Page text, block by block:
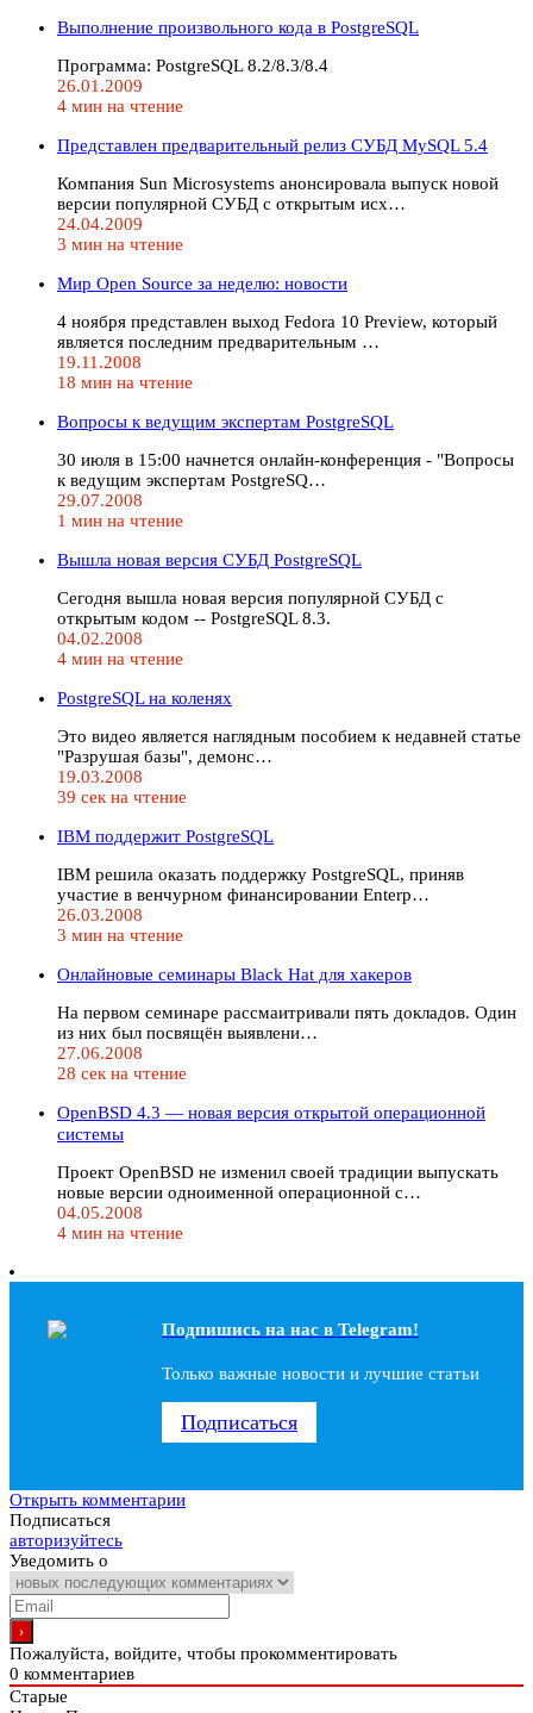
Выполнение произвольного кода в PostgreSQL
Программа: PostgreSQL 8.2/8.3/8.4
26.01.2009
4 мин на чтение
Представлен предварительный релиз СУБД MySQL 5.4
Компания Sun Microsystems анонсировала выпуск новой
версии популярной СУБД с открытым исх…
24.04.2009
3 мин на чтение
Мир Open Source за неделю: новости
4 ноября представлен выход Fedora 10 Preview, который
является последним предварительным …
19.11.2008
18 мин на чтение
Вопросы к ведущим экспертам PostgreSQL
30 июля в 15:00 начнется онлайн-конференция - "Вопросы
к ведущим экспертам PostgreSQ…
29.07.2008
1 мин на чтение
Вышла новая версия СУБД PostgreSQL
Сегодня вышла новая версия популярной СУБД с
открытым кодом -- PostgreSQL 8.3.
04.02.2008
4 мин на чтение
PostgreSQL на коленях
Это видео является наглядным пособием к недавней статье
"Разрушая базы", демонс…
19.03.2008
39 сек на чтение
IBM поддержит PostgreSQL
IBM решила оказать поддержку PostgreSQL, приняв
участие в венчурном финансировании Enterp…
26.03.2008
3 мин на чтение
Онлайновые семинары Black Hat для хакеров
На первом семинаре рассмаитривали пять докладов. Один
из них был посвящён выявлени…
27.06.2008
28 сек на чтение
OpenBSD 4.3 — новая версия открытой операционной
системы
Проект OpenBSD не изменил своей традиции выпускать
новые версии одноименной операционной с…
04.05.2008
4 мин на чтение
Подпишись на наc в Telegram!
Только важные новости и лучшие статьи
Подписаться
Открыть комментарии
Подписаться
авторизуйтесь
Уведомить о
Пожалуйста, войдите, чтобы прокомментировать
0 комментариев
Старые